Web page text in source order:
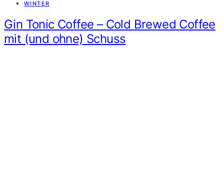
WINTER
Gin Tonic Coffee – Cold Brewed Coffee
mit (und ohne) Schuss